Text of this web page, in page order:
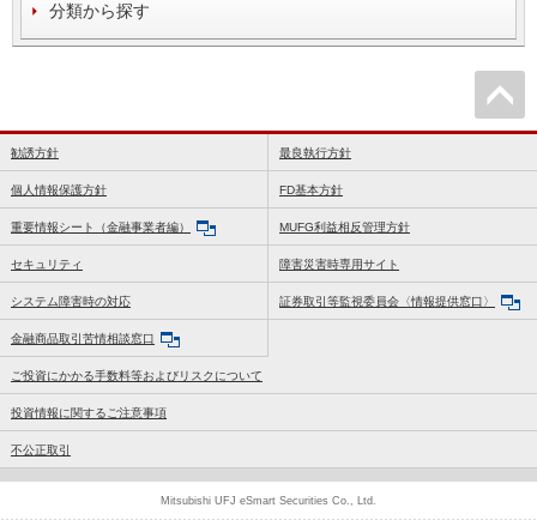
分類から探す
勧誘方針 最良執行方針
個人情報保護方針 FD基本方針
重要情報シート（金融事業者編） MUFG利益相反管理方針
セキュリティ 障害災害時専用サイト
システム障害時の対応 証券取引等監視委員会〈情報提供窓口〉
金融商品取引苦情相談窓口
ご投資にかかる手数料等およびリスクについて
投資情報に関するご注意事項
不公正取引
Mitsubishi UFJ eSmart Securities Co., Ltd.